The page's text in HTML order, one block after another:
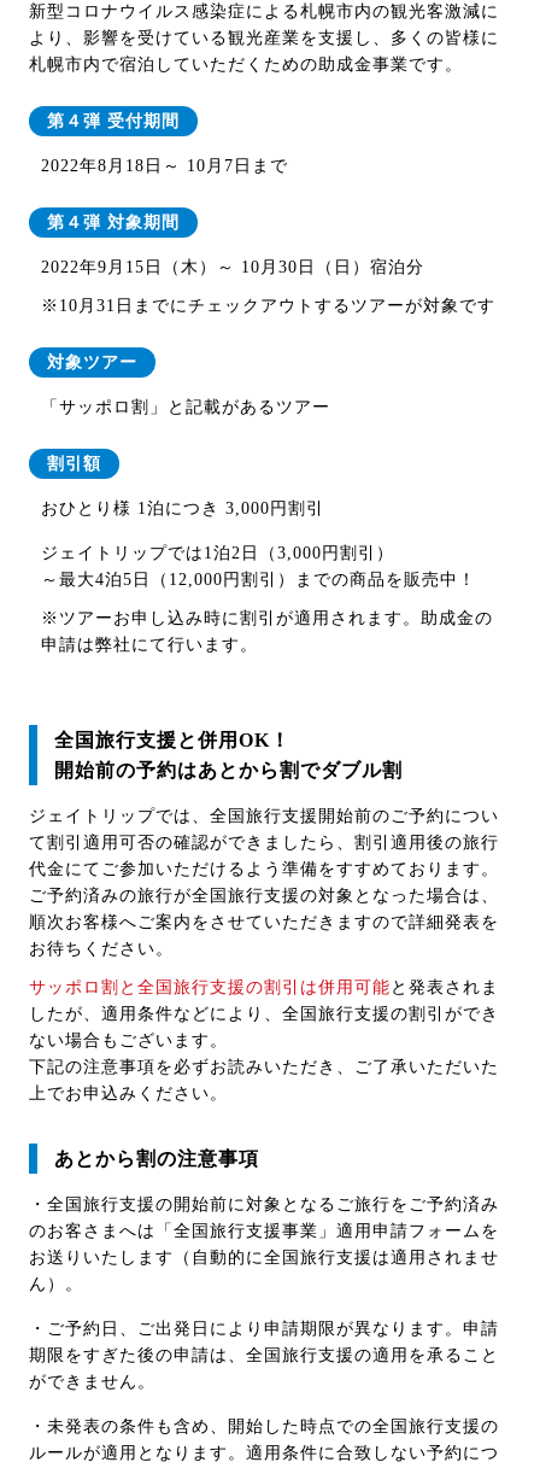
新型コロナウイルス感染症による札幌市内の観光客激減に
より、影響を受けている観光産業を支援し、多くの皆様に
札幌市内で宿泊していただくための助成金事業です。
第４弾 受付期間
2022年8月18日～ 10月7日まで
第４弾 対象期間
2022年9月15日（木）～ 10月30日（日）宿泊分
※10月31日までにチェックアウトするツアーが対象です
対象ツアー
「サッポロ割」と記載があるツアー
割引額
おひとり様 1泊につき 3,000円割引
ジェイトリップでは 1泊2日（3,000円割引）
～最大4泊5日（12,000円割引）
までの商品を販売中！
※ツアーお申し込み時に割引が適用されます。助成金の
申請は弊社にて行います。
全国旅行支援と併用OK！
開始前の予約はあとから割でダブル割
ジェイトリップでは、全国旅行支援開始前のご予約につい
て割引適用可否の確認ができましたら、割引適用後の旅行
代金にてご参加いただけるよう準備をすすめております。
ご予約済みの旅行が全国旅行支援の対象となった場合は、
順次お客様へご案内をさせていただきますので詳細発表を
お待ちください。
サッポロ割と全国旅行支援の割引は併用可能 と発表されま
したが、適用条件などにより、全国旅行支援の割引ができ
ない場合もございます。
下記の注意事項を必ずお読みいただき、ご了承いただいた
上でお申込みください。
あとから割の注意事項
・全国旅行支援の開始前に対象となるご旅行をご予約済み
のお客さまへは「全国旅行支援事業」適用申請フォームを
お送りいたします（自動的に全国旅行支援は適用されませ
ん）。
・ご予約日、ご出発日により申請期限が異なります。申請
期限をすぎた後の申請は、全国旅行支援の適用を承ること
ができません。
・未発表の条件も含め、開始した時点での全国旅行支援の
ルールが適用となります。適用条件に合致しない予約につ